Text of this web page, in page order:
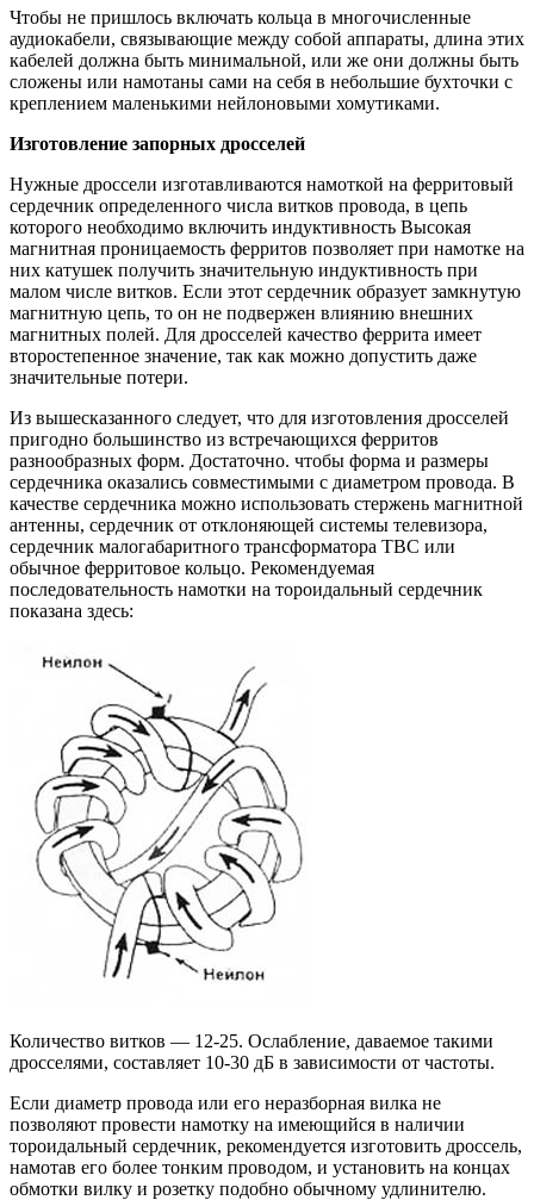
Чтобы не пришлось включать кольца в многочисленные
аудиокабели, связывающие между собой аппараты, длина этих
кабелей должна быть минимальной, или же они должны быть
сложены или намотаны сами на себя в небольшие бухточки с
креплением маленькими нейлоновыми хомутиками.
Изготовление запорных дросселей
Нужные дроссели изготавливаются намоткой на ферритовый
сердечник определенного числа витков провода, в цепь
которого необходимо включить индуктивность Высокая
магнитная проницаемость ферритов позволяет при намотке на
них катушек получить значительную индуктивность при
малом числе витков. Если этот сердечник образует замкнутую
магнитную цепь, то он не подвержен влиянию внешних
магнитных полей. Для дросселей качество феррита имеет
второстепенное значение, так как можно допустить даже
значительные потери.
Из вышесказанного следует, что для изготовления дросселей
пригодно большинство из встречающихся ферритов
разнообразных форм. Достаточно. чтобы форма и размеры
сердечника оказались совместимыми с диаметром провода. В
качестве сердечника можно использовать стержень магнитной
антенны, сердечник от отклоняющей системы телевизора,
сердечник малогабаритного трансформатора ТВС или
обычное ферритовое кольцо. Рекомендуемая
последовательность намотки на тороидальный сердечник
показана здесь:
Количество витков — 12-25. Ослабление, даваемое такими
дросселями, составляет 10-30 дБ в зависимости от частоты.
Если диаметр провода или его неразборная вилка не
позволяют провести намотку на имеющийся в наличии
тороидальный сердечник, рекомендуется изготовить дроссель,
намотав его более тонким проводом, и установить на концах
обмотки вилку и розетку подобно обычному удлинителю.